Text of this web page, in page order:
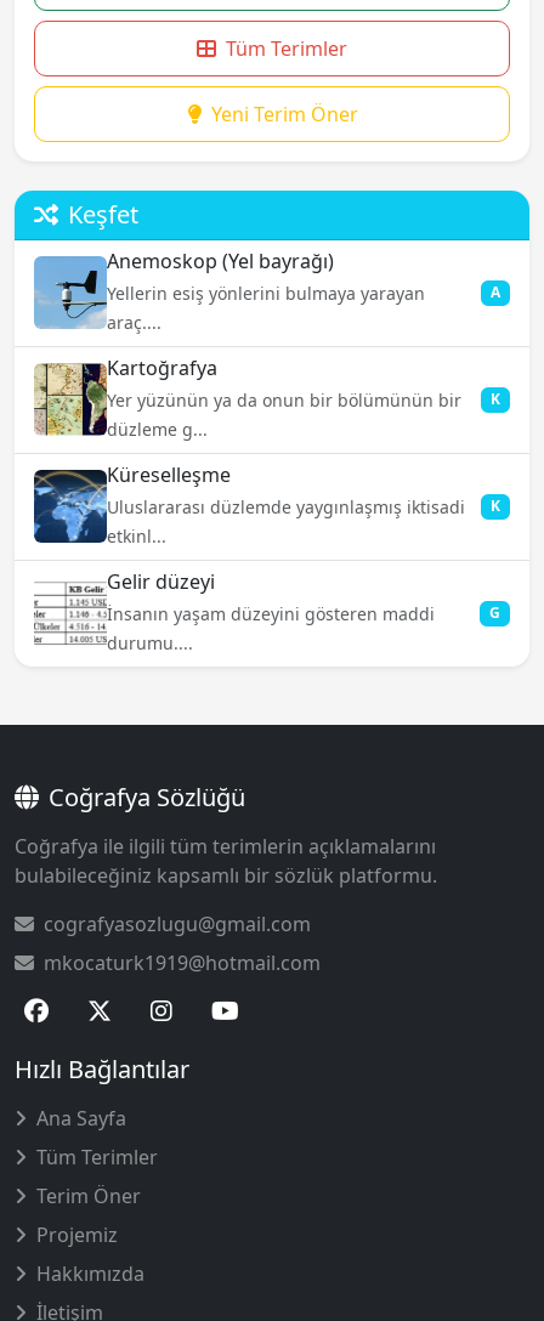
Tüm Terimler
Yeni Terim Öner
Keşfet
Anemoskop (Yel bayrağı)
Yellerin esiş yönlerini bulmaya yarayan
araç....
A
Kartoğrafya
Yer yüzünün ya da onun bir bölümünün bir
düzleme g...
K
Küreselleşme
Uluslararası düzlemde yaygınlaşmış iktisadi
etkinl...
K
Gelir düzeyi
İnsanın yaşam düzeyini gösteren maddi
durumu....
G
Coğrafya Sözlüğü
Coğrafya ile ilgili tüm terimlerin açıklamalarını
bulabileceğiniz kapsamlı bir sözlük platformu.
cografyasozlugu@gmail.com
mkocaturk1919@hotmail.com
Hızlı Bağlantılar
Ana Sayfa
Tüm Terimler
Terim Öner
Projemiz
Hakkımızda
İletişim